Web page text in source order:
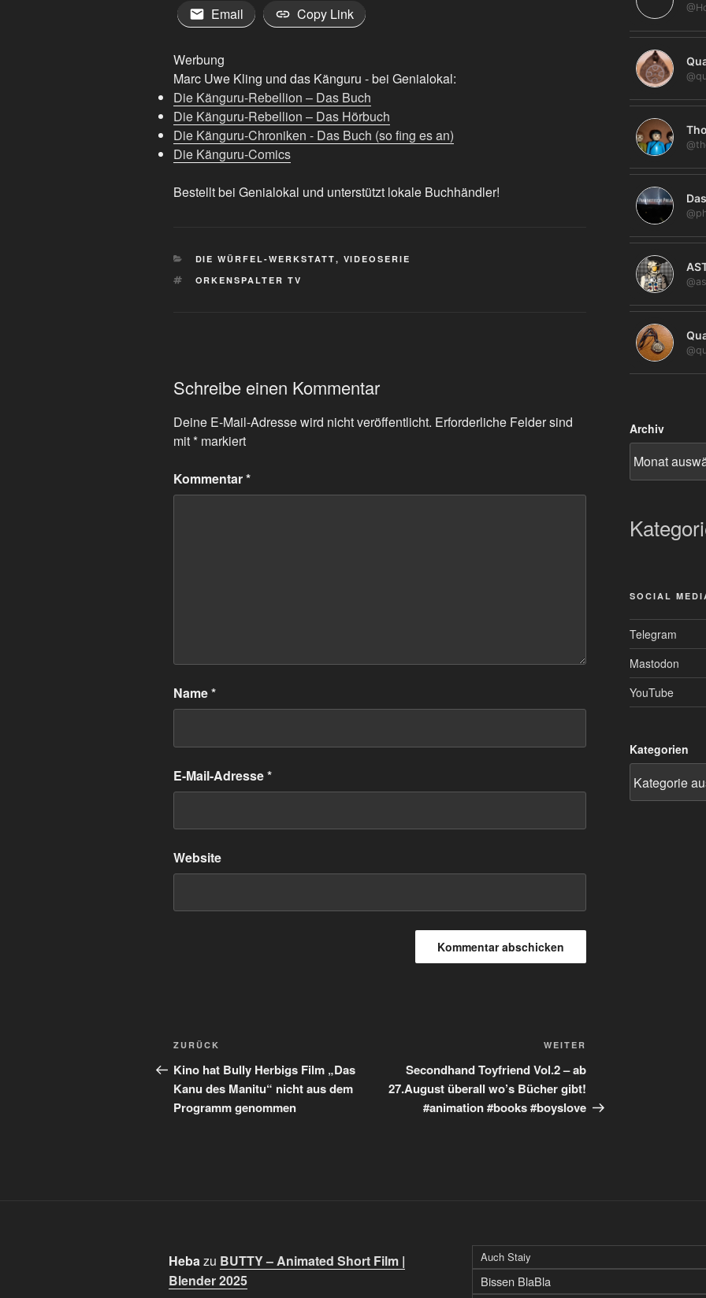
Email
Copy Link
Werbung
Marc Uwe Kling und das Känguru - bei Genialokal:
Die Känguru-Rebellion – Das Buch
Die Känguru-Rebellion – Das Hörbuch
Die Känguru-Chroniken - Das Buch (so fing es an)
Die Känguru-Comics
Bestellt bei Genialokal und unterstützt lokale Buchhändler!
KATEGORIEN
DIE WÜRFEL-WERKSTATT, VIDEOSERIE
SCHLAGWÖRTER
ORKENSPALTER TV
Schreibe einen Kommentar
Deine E-Mail-Adresse wird nicht veröffentlicht. Erforderliche Felder sind
mit* markiert
Kommentar*
Name*
E-Mail-Adresse*
Website
Beitragsnavigation
Vorheriger
Beitrag
ZURÜCK
Kino hat Bully Herbigs Film „Das
Kanu des Manitu“ nicht aus dem
Programm genommen
Beitrag
WEITER
Secondhand Toyfriend Vol.2 – ab
27.August überall wo’s Bücher gibt!
#animation #books #boyslove
Archiv
SOCIAL
Telegram
Mastodon
YouTube
Kategorien
Hebazu BUTTY – Animated Short Film |
Blender 2025
Auch Staiy
Bissen BlaBla